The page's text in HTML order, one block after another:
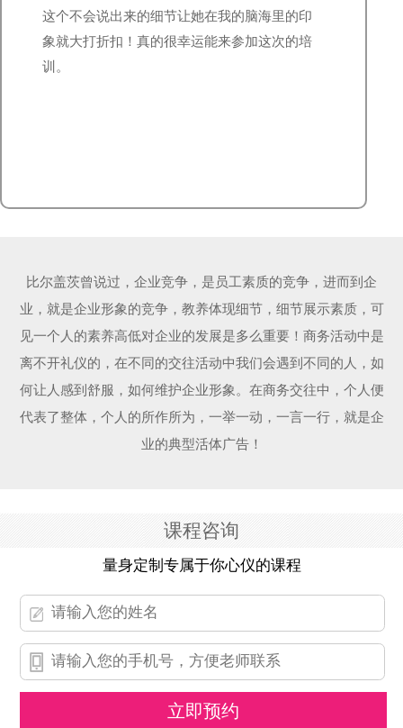
这个不会说出来的细节让她在我的脑海里的印
象就大打折扣！真的很幸运能来参加这次的培
训。
比尔盖茨曾说过，企业竞争，是员工素质的竞争，进而到企
业，就是企业形象的竞争，教养体现细节，细节展示素质，可
见一个人的素养高低对企业的发展是多么重要！商务活动中是
离不开礼仪的，在不同的交往活动中我们会遇到不同的人，如
何让人感到舒服，如何维护企业形象。在商务交往中，个人便
代表了整体，个人的所作所为，一举一动，一言一行，就是企
业的典型活体广告！
课程咨询
量身定制专属于你心仪的课程